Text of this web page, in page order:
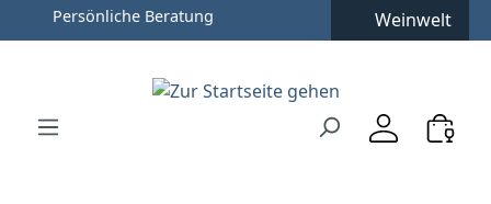
Zum Hauptinhalt springen
Zur Hauptnavigation springen
Persönliche Beratung Weinwelt